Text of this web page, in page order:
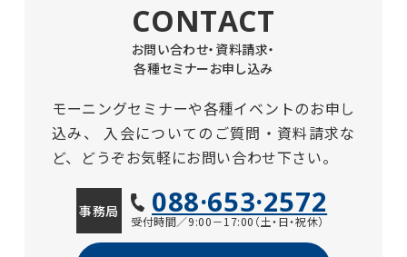
CONTACT
お問い合わせ・資料請求・
各種セミナーお申し込み
モーニングセミナーや各種イベントのお申し
込み、
入会についてのご質問・資料請求な
ど、どうぞお気軽にお問い合わせ下さい。
事務局 088·653·2572
受付時間／9:00－17:00（土・日・祝休）